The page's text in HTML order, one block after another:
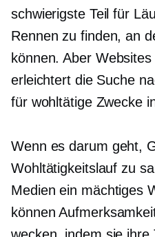
schwierigste Teil für
Rennen zu finden, an
können. Aber Websites
erleichtert die Suche
für wohltätige Zwecke
Wenn es darum geht,
Wohltätigkeitslauf zu
Medien ein mächtiges
können